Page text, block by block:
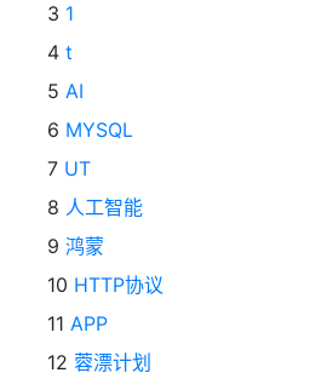
3 1
4 t
5 AI
6 MYSQL
7 UT
8 人工智能
9 鸿蒙
10 HTTP协议
11 APP
12 蓉漂计划